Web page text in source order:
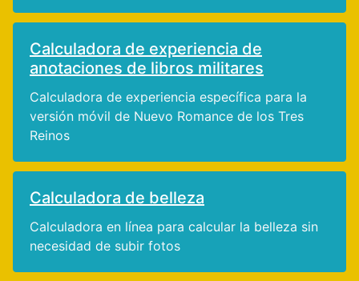
Calculadora de experiencia de
anotaciones de libros militares
Calculadora de experiencia específica para la
versión móvil de Nuevo Romance de los Tres
Reinos
Calculadora de belleza
Calculadora en línea para calcular la belleza sin
necesidad de subir fotos